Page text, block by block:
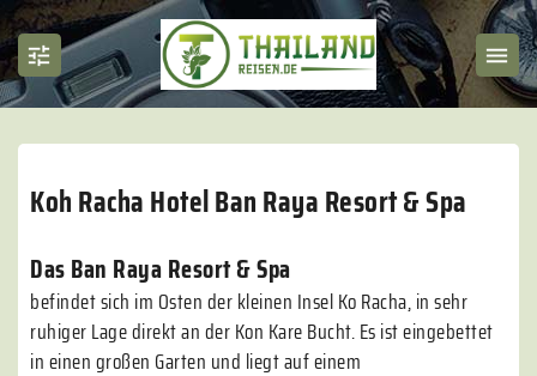
Koh Racha Hotel Ban Raya Resort & Spa
Das Ban Raya Resort & Spa
befindet sich im Osten der kleinen Insel Ko Racha, in sehr
ruhiger Lage direkt an der Kon Kare Bucht. Es ist eingebettet
in einen großen Garten und liegt auf einem